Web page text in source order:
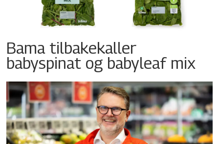
Bama tilbakekaller
babyspinat og babyleaf mix